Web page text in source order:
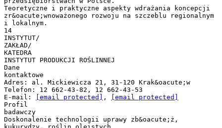
Teoretyczne i praktyczne aspekty wdrażania koncepcji
zr&oacute;wnoważonego rozwoju na szczeblu regionalnym
i lokalnym.
14
INSTYTUT/
ZAKŁAD/
KATEDRA
INSTYTUT PRODUKCJI ROŚLINNEJ
Dane
kontaktowe
Adres: al. Mickiewicza 21, 31-120 Krak&oacute;w
Telefon: 12 662-43-82, 12 662-43-53
E-mail:
[email protected] ,
[email protected]
Profil
badawczy
Doskonalenie technologii uprawy zb&oacute;ż,